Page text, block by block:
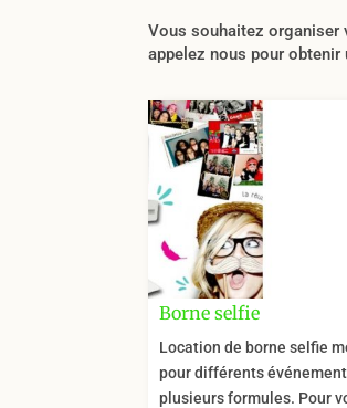
Vous souhaitez organiser
appelez nous pour obtenir
Borne selfie
Location de borne selfie
pour différents
plusieurs formules. Pour